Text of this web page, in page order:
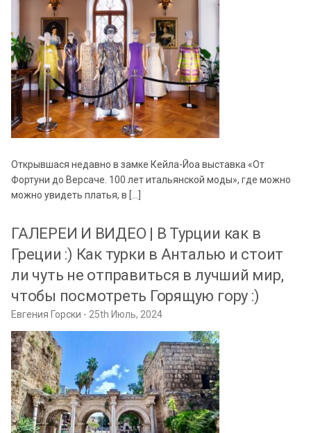
Открывшася недавно в замке Кейла-Йоа выставка «От
Фортуни до Версаче. 100 лет итальянской моды», где можно
можно увидеть платья, в […]
ГАЛЕРЕИ И ВИДЕО | В Турции как в
Греции :) Как турки в Анталью и стоит
ли чуть не отправиться в лучший мир,
чтобы посмотреть Горящую гору :)
Евгения Горски 25th Июль, 2024